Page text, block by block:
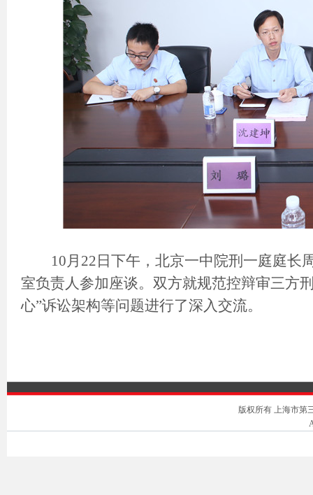
10月 22 日下午，北京一中院刑一庭庭长
室负责人参加座谈。双方就规范控辩审三方
心”诉讼架构等问题进行了深入交流。
版权所有 上海市第